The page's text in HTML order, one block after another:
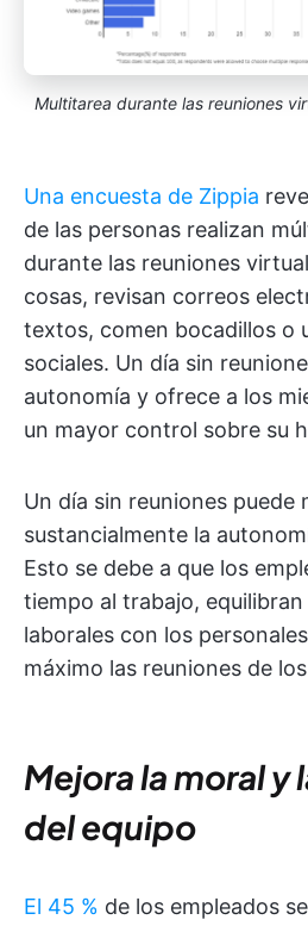
Multitarea durante las reuniones
Una encuesta de Zippia
de las personas realizan
durante las reuniones
cosas, revisan correos
textos, comen bocadillos o
sociales. Un día sin
autonomía y ofrece a los
un mayor control sobre su
Un día sin reuniones puede
sustancialmente la
Esto se debe a que los
tiempo al trabajo,
laborales con los
máximo las reuniones de
Mejora la moral y
del equipo
El 45 % de los empleados